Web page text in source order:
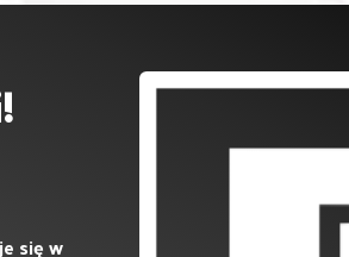
się w